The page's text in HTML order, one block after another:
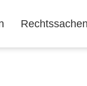
Rechtssachen